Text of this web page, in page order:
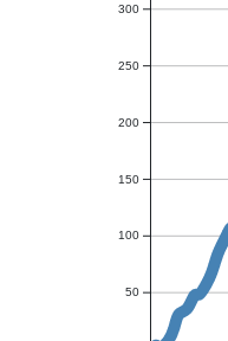
50
100
150
200
250
300